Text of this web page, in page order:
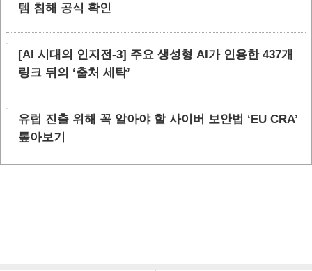
템 침해 공식 확인
[AI 시대의 인지전-3] 주요 생성형 AI가 인용한 437개
링크 뒤의 ‘출처 세탁’
유럽 진출 위해 꼭 알아야 할 사이버 보안법 ‘EU CRA’
톺아보기